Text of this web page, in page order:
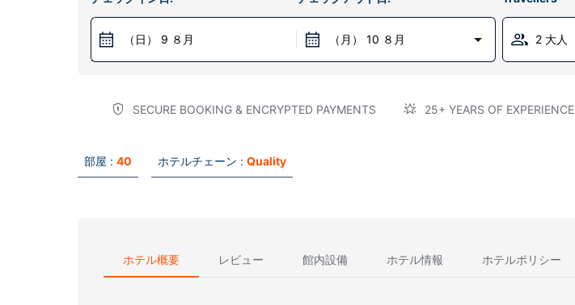
（日） 9 ８月 （月） 10 ８月 2 大人
SECURE BOOKING & ENCRYPTED PAYMENTS 25+ YEARS OF EXPERIENCE
部屋 : 40 ホテルチェーン : Quality
ホテル概要 レビュー 館内設備 ホテル情報 ホテルポリシー